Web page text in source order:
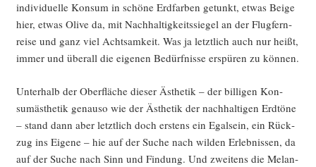
indi­vi­du­el­le Kon­sum in schö­ne Erd­far­ben getunkt, etwas Beige
hier, etwas Oli­ve da, mit Nach­hal­tig­keits­sie­gel an der Flug­fern­
rei­se und ganz viel Acht­sam­keit. Was ja letzt­lich auch nur heißt,
immer und über­all die eige­nen Bedürf­nis­se erspü­ren zu können.
Unter­halb der Ober­flä­che die­ser Ästhe­tik – der bil­li­gen Kon­
sum­äs­the­tik genau­so wie der Ästhe­tik der nach­hal­ti­gen Erd­tö­ne
– stand dann aber letzt­lich doch ers­tens ein Egal­sein, ein Rück­
zug ins Eige­ne – hie auf der Suche nach wil­den Erleb­nis­sen, da
auf der Suche nach Sinn und Fin­dung. Und zwei­tens die Melan­